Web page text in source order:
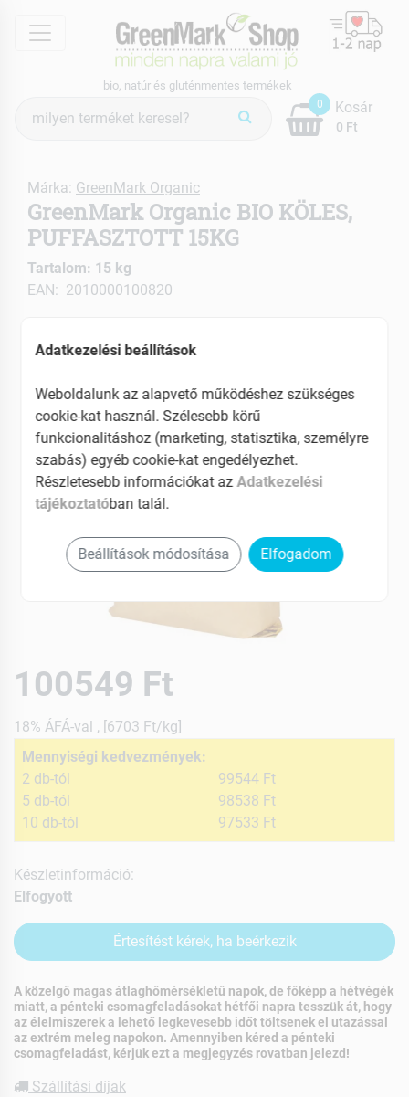
menu
bio, natúr és gluténmentes termékek
keresés
0
0 Ft
Kosár
Márka: GreenMark Organic
GreenMark Organic BIO KÖLES,
PUFFASZTOTT 15KG
Tartalom: 15 kg
EAN: 2010000100820
100549 Ft
18% ÁFÁ-val , [6703 Ft/kg]
Mennyiségi kedvezmények:
2 db-tól
99544 Ft
5 db-tól
98538 Ft
10 db-tól
97533 Ft
Készletinformáció:
Elfogyott
Értesítést kérek, ha beérkezik
A közelgő magas átlaghőmérsékletű napok, de főképp a hétvégék
miatt, a pénteki csomagfeladásokat hétfői napra tesszük át, hogy
az élelmiszerek a lehető legkevesebb időt töltsenek el utazással
az extrém meleg napokon. Amennyiben kéred a pénteki
csomagfeladást, kérjük ezt a megjegyzés rovatban jelezd!
Szállítási díjak
Adatkezelési beállítások
Weboldalunk az alapvető működéshez szükséges
cookie-kat használ. Szélesebb körű
funkcionalitáshoz (marketing, statisztika, személyre
szabás) egyéb cookie-kat engedélyezhet.
Részletesebb információkat az Adatkezelési
tájékoztatóban talál.
Beállítások módosítása Elfogadom